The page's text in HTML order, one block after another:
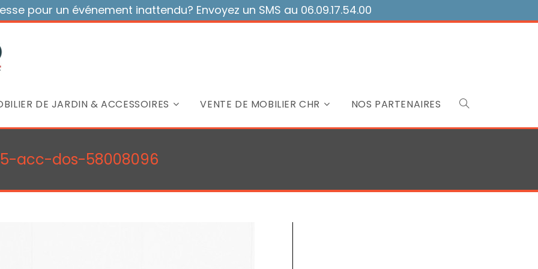
pour un événement inattendu? Envoyez un SMS au 06.09.17.54.00
DE JARDIN & ACCESSOIRES VENTE DE MOBILIER CHR NOS PARTENAIRES Toggle
search
acc-dos-58008096